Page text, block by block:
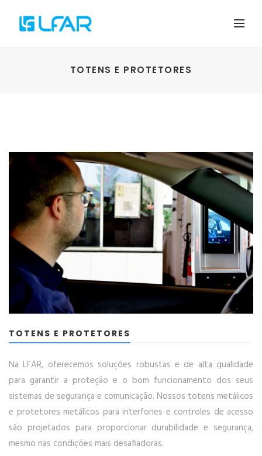
TOTENS E PROTETORES
TOTENS E PROTETORES
Na LFAR, oferecemos soluções robustas e de alta qualidade
para garantir a proteção e o bom funcionamento dos seus
sistemas de segurança e comunicação. Nossos totens metálicos
e protetores metálicos para interfones e controles de acesso
são projetados para proporcionar durabilidade e segurança,
mesmo nas condições mais desafiadoras.